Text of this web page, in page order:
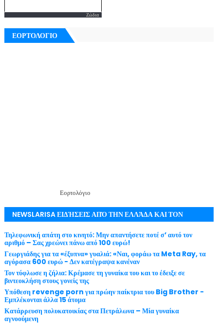
Ζώδια
ΕΟΡΤΟΛΟΓΙΟ
Εορτολόγιο
NEWSLARISA ΕΙΔΉΣΕΙΣ ΑΠΌ ΤΗΝ ΕΛΛΆΔΑ ΚΑΙ ΤΟΝ
ΚΌΣΜΟ ΜΕ ΕΓΚΥΡΌΤΗΤΑ
Τηλεφωνική απάτη στο κινητό: Μην απαντήσετε ποτέ σ’ αυτό τον
αριθμό – Σας χρεώνει πάνω από 100 ευρώ!
Γεωργιάδης για τα «έξυπνα» γυαλιά: «Ναι, φοράω τα Meta Ray, τα
αγόρασα 600 ευρώ - Δεν κατέγραψα κανέναν
Τον τύφλωσε η ζήλια: Κρέμασε τη γυναίκα του και το έδειξε σε
βιντεοκλήση στους γονείς της
Υπόθεση revenge porn για πρώην παίκτρια του Big Brother -
Εμπλέκονται άλλα 15 άτομα
Κατάρρευση πολυκατοικίας στα Πετράλωνα – Μία γυναίκα
αγνοούμενη